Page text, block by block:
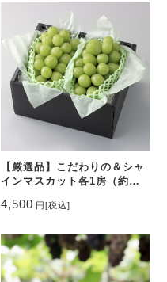
【厳選品】こだわりの＆シャ
インマスカット各1房（約
お中元,贈呈用、岡山県産
4,500 円[税込]